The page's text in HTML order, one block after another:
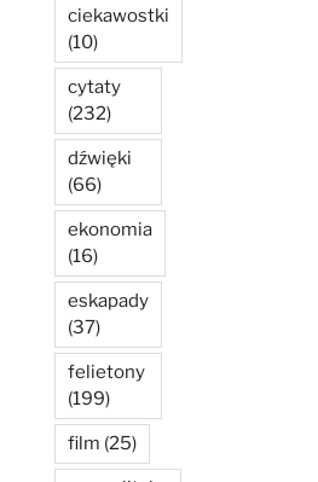
ciekawostki
(10)
cytaty
(232)
dźwięki
(66)
ekonomia
(16)
eskapady
(37)
felietony
(199)
film (25)